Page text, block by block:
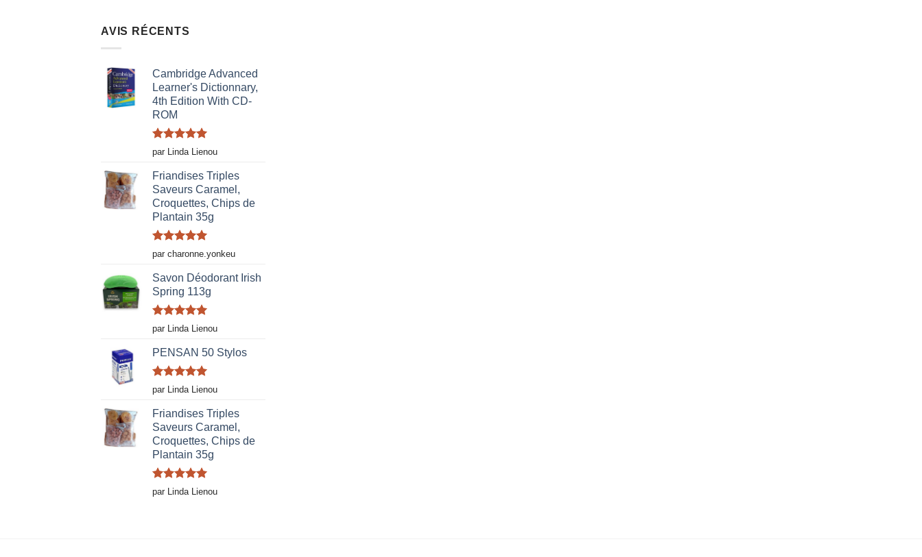
AVIS RÉCENTS
Cambridge Advanced
Learner's Dictionnary,
4th Edition With CD-
ROM
Note5sur
5
par Linda Lienou
Friandises Triples
Saveurs Caramel,
Croquettes, Chips de
Plantain 35g
Note5sur
5
par charonne.yonkeu
Savon Déodorant Irish
Spring 113g
Note5sur
5
par Linda Lienou
PENSAN 50 Stylos
Note5sur
5
par Linda Lienou
Friandises Triples
Saveurs Caramel,
Croquettes, Chips de
Plantain 35g
Note5sur
5
par Linda Lienou